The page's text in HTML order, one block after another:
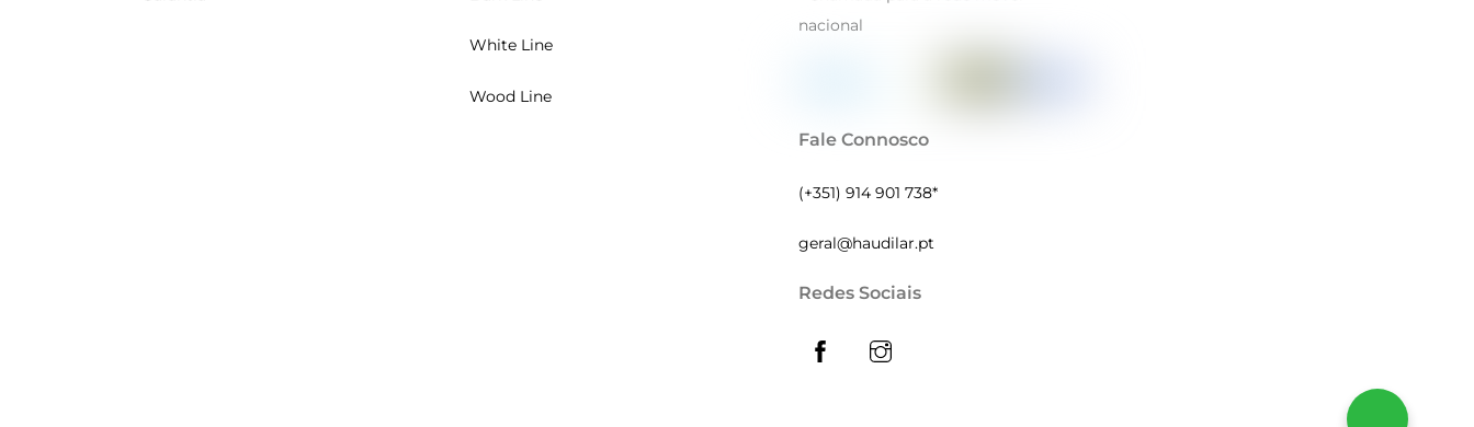
White Line
Wood Line
nacional
Fale Connosco
(+351) 914 901 738*
geral@haudilar.pt
Redes Sociais